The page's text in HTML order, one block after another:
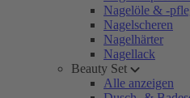
Nagelöle & -
Nagelscheren
Nagelhärter
Nagellack
Beauty Set
Alle anzeigen